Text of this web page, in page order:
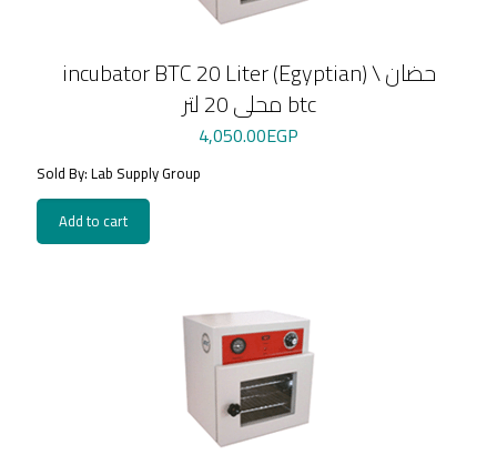
incubator BTC 20 Liter (Egyptian) \ حضان
محلى 20 لتر btc
4,050.00EGP
Sold By: Lab Supply Group
Add to cart